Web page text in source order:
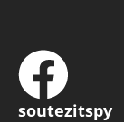
soutezitspy